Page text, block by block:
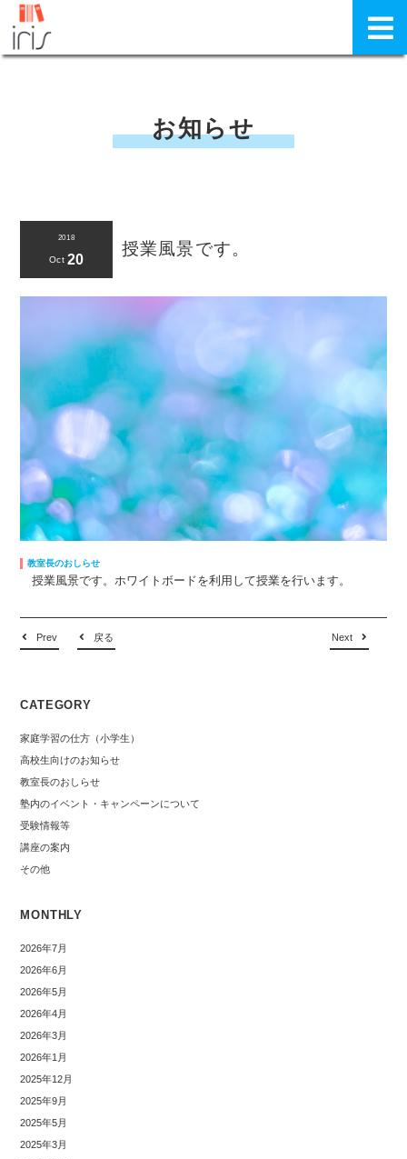
お知らせ
2018
Oct 20
授業風景です。
教室長のおしらせ
授業風景です。ホワイトボードを利用して授業を行います。
Prev 戻る Next
CATEGORY
家庭学習の仕方（小学生）
高校生向けのお知らせ
教室長のおしらせ
塾内のイベント・キャンペーンについて
受験情報等
講座の案内
その他
MONTHLY
2026年7月
2026年6月
2026年5月
2026年4月
2026年3月
2026年1月
2025年12月
2025年9月
2025年5月
2025年3月